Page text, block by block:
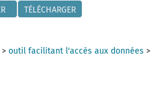
TÉLÉCHARGER
>outil facilitant l'accès aux données >